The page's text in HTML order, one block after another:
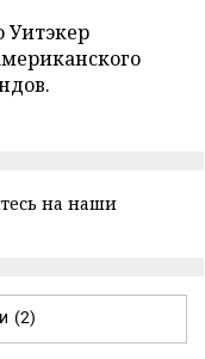
на наши
(2)